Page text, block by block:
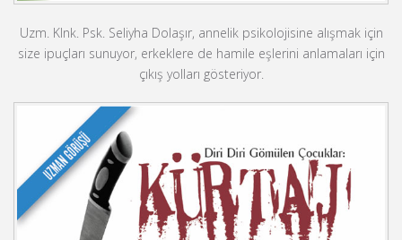
Uzm. Klnk. Psk. Seliyha Dolaşır, annelik psikolojisine alışmak için
size ipuçları sunuyor, erkeklere de hamile eşlerini anlamaları için
çıkış yolları gösteriyor.